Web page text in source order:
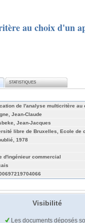
au choix d'un
STATISTIQUES
de l'analyse multicritère
Jean-Claude
Jean-Jacques
libre de Bruxelles, Ecole de
1978
d'ingénieur commercial
Visibilité
Les documents déposés